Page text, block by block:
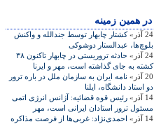
در همين زمينه
24 آذر»
کشتار چابهار توسط جندالله و واکنش
بلوچ‌ها، عبدالستار دوشوکی
24 آذر»
حادثه تروريستی در چابهار تاکنون ۳۸
کشته به جای گذاشته است، مهر و ايرنا
20 آذر»
نامه ايران به سازمان ملل در باره ترور
دو استاد دانشگاه، ايلنا
14 آذر»
رئيس قوه قضائيه: آژانس انرژی اتمی
مسئول ترور استادان ايرانی است، مهر
14 آذر»
احمدی‌نژاد: غربی‌ها از فرصت مذاکره